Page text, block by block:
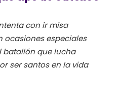
con ir misa
ocasiones especiales
batallón que lucha
ser santos en la vida